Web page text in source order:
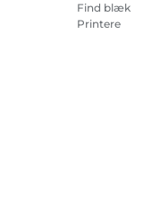
Find blæk
Printere